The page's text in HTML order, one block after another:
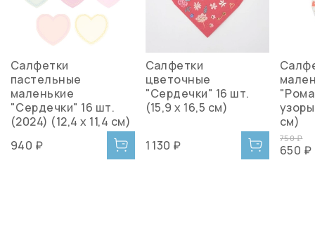
Салфетки
пастельные
маленькие
"Сердечки" 16 шт.
(2024) (12,4 x 11,4 см)
940 ₽
Салфетки
цветочные
"Сердечки" 16 шт.
(15,9 х 16,5 см)
1 130 ₽
см)
750 ₽
650 ₽